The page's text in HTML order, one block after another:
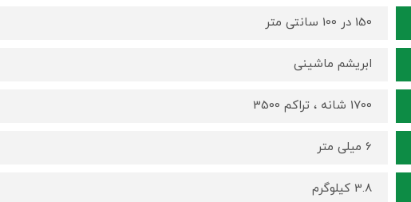
150 در 100 سانتی متر
ابریشم ماشینی
1700 شانه ، تراکم 3500
6 میلی متر
3.8 کیلوگرم